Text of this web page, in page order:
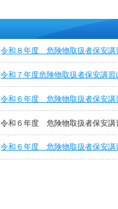
令和８年度 危険物取扱者保安講
令和７年度危険物取扱者保安講習
令和６年度 危険物取扱者保安講
令和６年度 危険物取扱者保安講
令和６年度 危険物取扱者保安講